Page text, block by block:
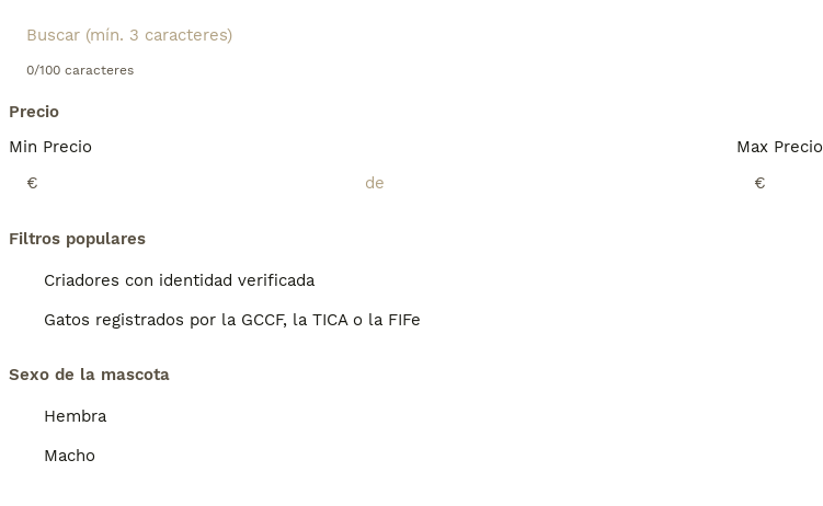
0/100 caracteres
Precio
Min Precio
€
Max Precio
€
Filtros populares
Criadores con identidad verificada
Gatos registrados por la GCCF, la TICA o la FIFe
Sexo de la mascota
Hembra
Macho